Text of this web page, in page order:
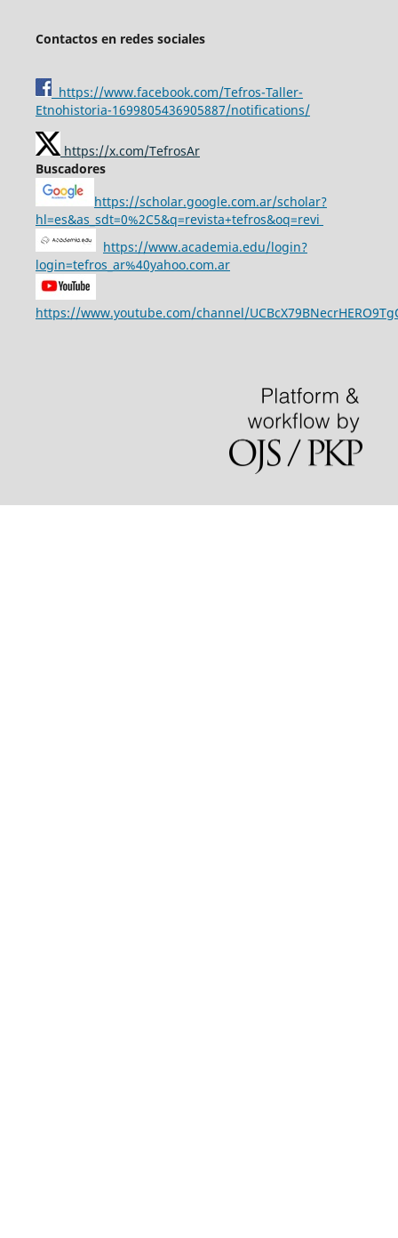
Contactos en redes sociales
https://www.facebook.com/Tefros-Taller-
Etnohistoria-1699805436905887/notifications/
https://x.com/TefrosAr
Buscadores
https://scholar.google.com.ar/scholar?
hl=es&as_sdt=0%2C5&q=revista+tefros&oq=revi
https://www.academia.edu/login?
login=tefros_ar%40yahoo.com.ar
https://www.youtube.com/channel/